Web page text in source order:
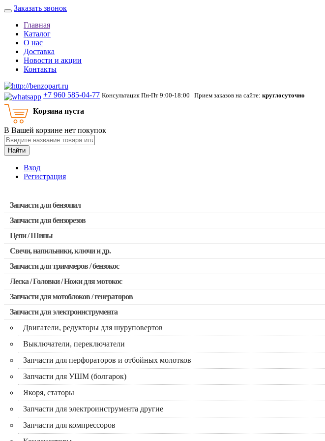
Заказать звонок
Главная
Каталог
О нас
Доставка
Новости и акции
Контакты
+7 960 585-04-77 Консультация Пн-Пт 9:00-18:00 Прием заказов на сайте: круглосуточно
Корзина пуста
В Вашей корзине нет покупок
Найти
Вход
Регистрация
Запчасти для бензопил
Запчасти для бензопил Stihl
Запчасти для бензопил Husqvarna, Partner
Запчасти для Китайских бензопил
Запчасти для бензопил Oleo-mac, Echo и др.
Запчасти для бензорезов
Цепи / Шины
Свечи, напильники, ключи и др.
Запчасти для триммеров / бензокос
Запчасти для Китайских триммеров
Запчасти для мотокос Stihl / Husqvarna / Oleo-mac / Echo и др.
Леска / Головки / Ножи для мотокос
Запчасти для мотоблоков / генераторов
Запчасти для электроинструмента
Двигатели, редукторы для шуруповертов
Выключатели, переключатели
Запчасти для перфораторов и отбойных молотков
Запчасти для УШМ (болгарок)
Якоря, статоры
Запчасти для электроинструмента другие
Запчасти для компрессоров